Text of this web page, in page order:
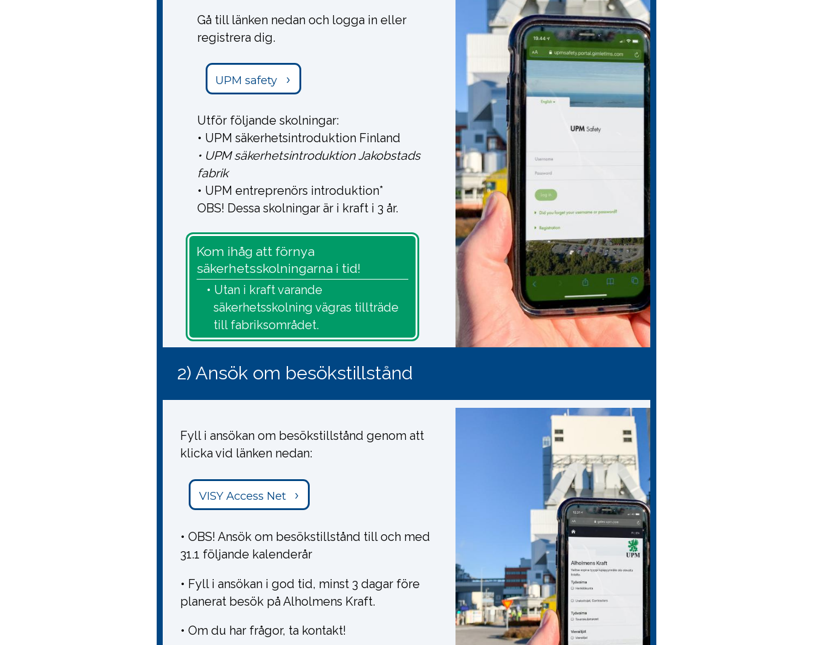
Gå till länken nedan och logga in eller
registrera dig.
UPM safety
Utför följande skolningar:
• UPM säkerhetsintroduktion Finland
• UPM säkerhetsintroduktion Jakobstads
fabrik
• UPM entreprenörs introduktion*
OBS! Dessa skolningar är i kraft i 3 år.
Kom ihåg att förnya
säkerhetsskolningarna i tid!
• Utan i kraft varande
säkerhetsskolning vägras tillträde
till fabriksområdet.
2) Ansök om besökstillstånd
Fyll i ansökan om besökstillstånd genom att
klicka vid länken nedan:
VISY Access Net
• OBS! Ansök om besökstillstånd till och med
31.1 följande kalenderår
• Fyll i ansökan i god tid, minst 3 dagar före
planerat besök på Alholmens Kraft.
• Om du har frågor, ta kontakt!